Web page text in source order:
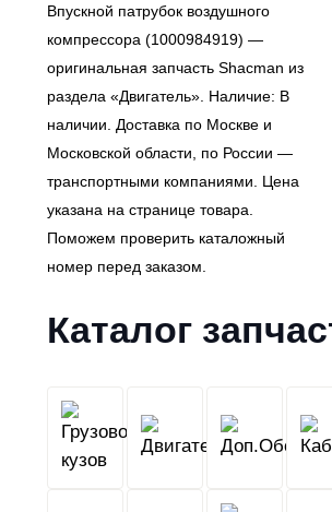
Впускной патрубок воздушного
компрессора (1000984919) —
оригинальная запчасть Shacman из
раздела «Двигатель». Наличие: В
наличии. Доставка по Москве и
Московской области, по России —
транспортными компаниями. Цена
указана на странице товара.
Поможем проверить каталожный
номер перед заказом.
Каталог
Грузовой
кузов